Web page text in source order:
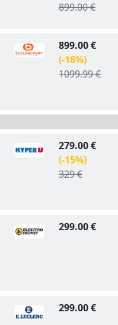
899.00 €
899.00 €
(-18%)
1099.99 €
279.00 €
(-15%)
329 €
299.00 €
299.00 €